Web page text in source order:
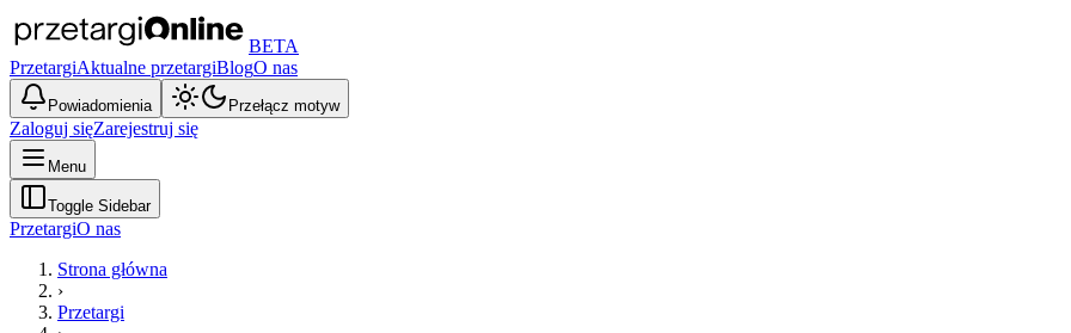
BETA
PrzetargiAktualne przetargiBlogO nas
Powiadomienia Przełącz motyw
Zaloguj sięZarejestruj się
Menu
Toggle Sidebar
PrzetargiO nas
Strona główna
›
Przetargi